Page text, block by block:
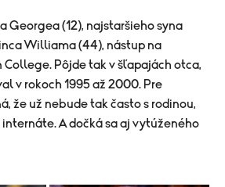
Georgea (12), najstaršieho syna
Williama (44), nástup na
College. Pôjde tak v šľapajách otca,
v rokoch 1995 až 2000. Pre
že už nebude tak často s rodinou,
A dočká sa aj vytúženého